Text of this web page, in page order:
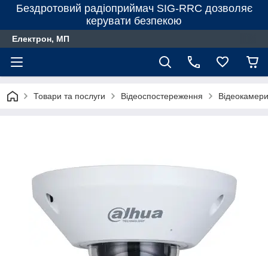
Бездротовий радіоприймач SIG-RRC дозволяє
керувати безпекою
Електрон, МП
Товари та послуги Відеоспостереження Відеокамери